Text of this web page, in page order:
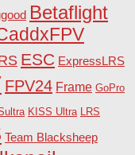
Betaflight
ESC ExpressLRS
FPV24 Frame GoPro
KISS Ultra LRS
Team Blacksheep